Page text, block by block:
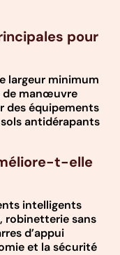
pour
largeur minimum
de manœuvre
des équipements
antidérapants
t-elle
intelligents
robinetterie sans
d’appui
et la sécurité